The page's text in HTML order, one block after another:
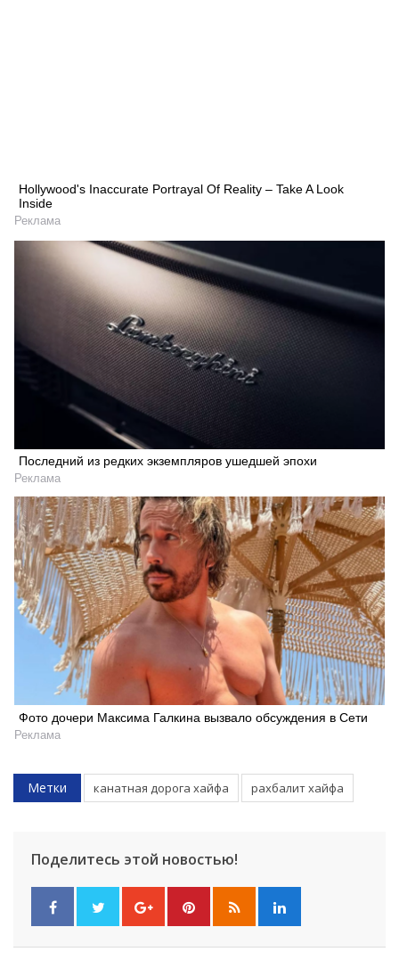
Hollywood's Inaccurate Portrayal Of Reality – Take A Look
Inside
Реклама
Последний из редких экземпляров ушедшей эпохи
Реклама
Фото дочери Максима Галкина вызвало обсуждения в Сети
Реклама
Метки канатная дорога хайфа рахбалит хайфа
Поделитесь этой новостью!